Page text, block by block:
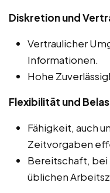
Diskretion und
Vertraulicher
Informationen.
Hohe
Flexibilität und
Fähigkeit, auch
Zeitvorgaben
Bereitschaft, bei
üblichen